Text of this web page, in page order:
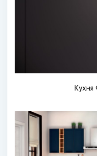
Кухня